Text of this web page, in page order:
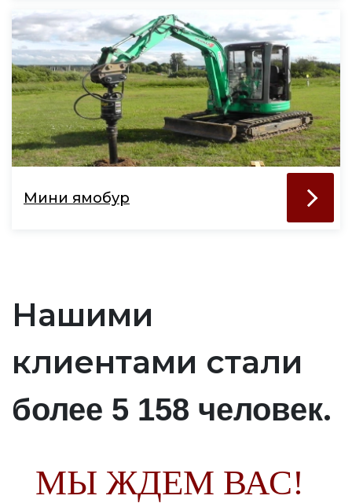
Мини ямобур
Нашими
клиентами стали
более 5 158 человек.
МЫ ЖДЕМ ВАС!